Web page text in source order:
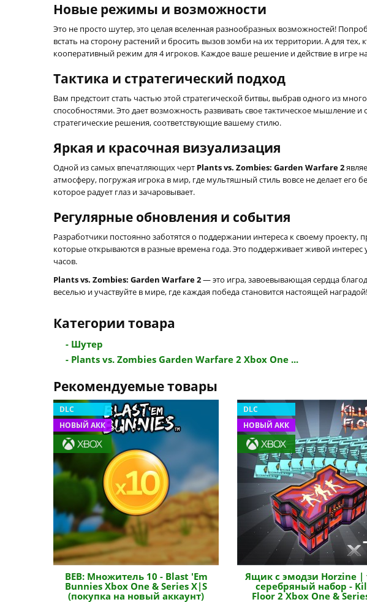
Новые режимы и возможности
Это не просто шутер, это целая вселенная разнообразных возможностей!
встать на сторону растений и бросить вызов зомби на их территории. А для
кооперативный режим для 4 игроков. Каждое ваше решение и действие в игре
Тактика и стратегический подход
Вам предстоит стать частью этой стратегической битвы, выбрав одного из
способностями. Это дает возможность развивать свое тактическое
стратегические решения, соответствующие вашему стилю.
Яркая и красочная визуализация
Одной из самых впечатляющих черт Plants vs. Zombies: Garden Warfare 2
атмосферу, погружая игрока в мир, где мультяшный стиль вовсе не делает
которое радует глаз и зачаровывает.
Регулярные обновления и события
Разработчики постоянно заботятся о поддержании интереса к своему
которые открываются в разные времена года. Это поддерживает живой
часов.
Plants vs. Zombies: Garden Warfare 2— это игра, завоевывающая сердца
веселью и участвуйте в мире, где каждая победа становится настоящей наградой!
Категории товара
- Шутер
- Plants vs. Zombies Garden Warfare 2 Xbox One ...
Рекомендуемые товары
DLC
НОВЫЙ АКК
BEB: Множитель 10 - Blast 'Em
Bunnies Xbox One & Series X|S
(покупка на новый аккаунт)
DLC
НОВЫЙ АКК
Ящик с эмодзи Horzine |
серебряный набор -
Floor 2 Xbox One &